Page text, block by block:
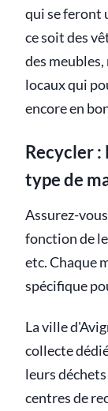
qui se feront
ce soit des
des
locaux qui
encore en
Recycler :
type de
Assurez-
fonction de
etc. Chaque
spécifique
La ville
collecte
leurs
centres de